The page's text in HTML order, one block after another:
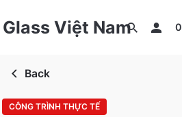
0
Back
CÔNG TRÌNH THỰC TẾ